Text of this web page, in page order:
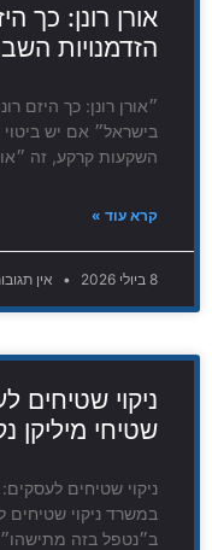
אורן רונן: כך
הזדמנויות
״אורן רונן: כך היזם
בישראל״ אם יש
השקעות קרקע, זה
קרא עוד »
8 ביולי 2026 אין
ניקוי שטיחים
שטיחי מיליקן
ניקוי שטיחים
במשרד ניקוי
ב״נטפל בזה